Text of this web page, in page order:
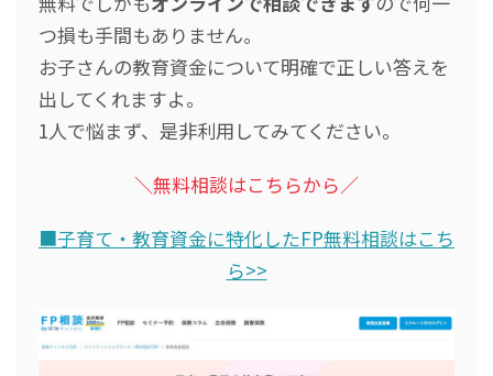
つ損も手間もありません。
お子さんの教育資金について明確で正しい答えを
出してくれますよ。
1人で悩まず、是非利用してみてください。
＼無料相談はこちらから／
■子育て・教育資金に特化したFP無料相談はこち
ら>>